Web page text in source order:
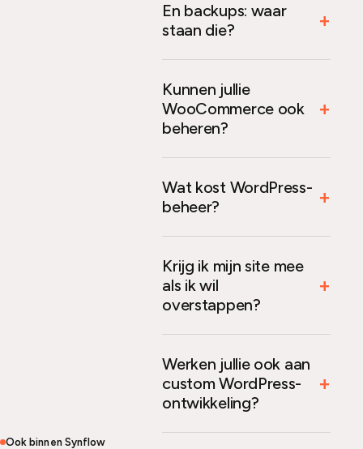
En backups: waar
staan die?
Kunnen jullie
WooCommerce ook
beheren?
Wat kost WordPress-
beheer?
Krijg ik mijn site mee
als ik wil
overstappen?
Werken jullie ook aan
custom WordPress-
ontwikkeling?
Ook binnen Synflow